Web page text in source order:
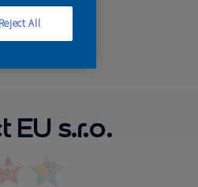
EU s.r.o.
Reject All